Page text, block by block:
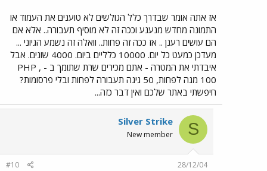
אז אתה אומר שבדרך כלל הגולשים לא טוענים את העמוד או
התמונה מחדש מנענע וככה זה לא מוסיף תעבורה.. אלא אם
הם עושים רענן .. אז ככה זה פחות.. וואלה זה נשמע הגיוני ...
מעדכן כמעט כל יום. 10000 כלליים ביום. 4000 שונים. אבל
איבדתי את המטרה - אתם מכירים שרת שתומך ב - PHP ,
100 מגה לפחות, 50 גיגה תעבורה לפחות ובלי פרסומות?
חיפשתי באתר שלכם ואין דבר כזה...
S
Silver Strike
New member
28/12/04
#10